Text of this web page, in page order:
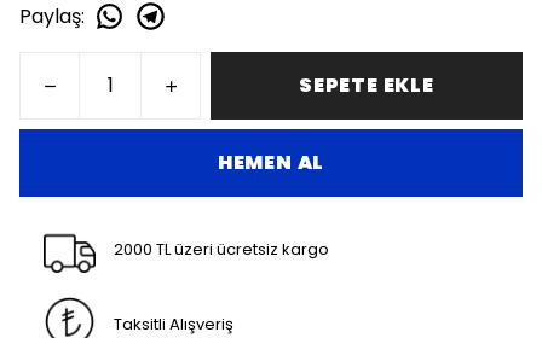
Paylaş:
SEPETE EKLE
HEMEN AL
2000 TL üzeri ücretsiz kargo
Taksitli Alışveriş